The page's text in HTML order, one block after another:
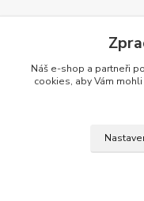
Doprava zdarma
Nakupte své
Pečlivá expedice
Tradice a
Náš e-shop a partneři
cookies, aby Vám